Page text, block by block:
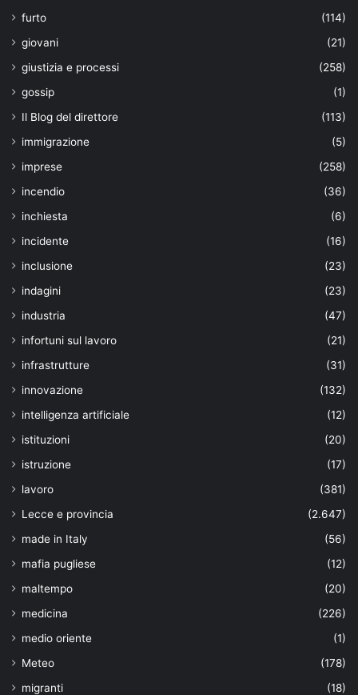
furto
(114)
giovani
(21)
giustizia e processi
(258)
gossip
(1)
Il Blog del direttore
(113)
immigrazione
(5)
imprese
(258)
incendio
(36)
inchiesta
(6)
incidente
(16)
inclusione
(23)
indagini
(23)
industria
(47)
infortuni sul lavoro
(21)
infrastrutture
(31)
innovazione
(132)
intelligenza artificiale
(12)
istituzioni
(20)
istruzione
(17)
lavoro
(381)
Lecce e provincia
(2.647)
made in Italy
(56)
mafia pugliese
(12)
maltempo
(20)
medicina
(226)
medio oriente
(1)
Meteo
(178)
migranti
(18)